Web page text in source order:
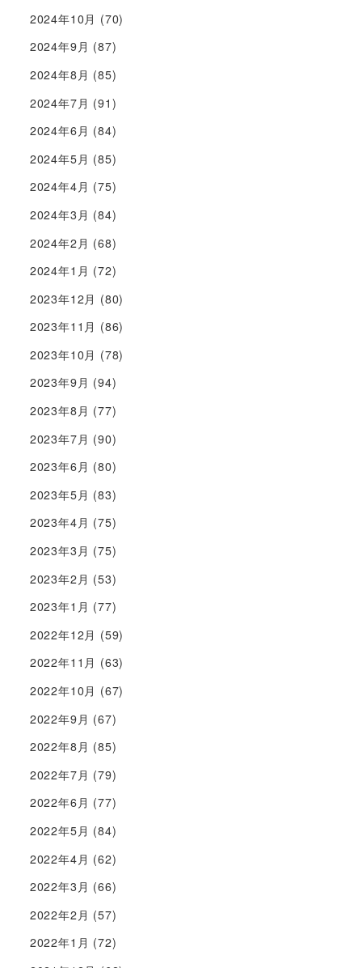
2024年10月 (70)
2024年9月 (87)
2024年8月 (85)
2024年7月 (91)
2024年6月 (84)
2024年5月 (85)
2024年4月 (75)
2024年3月 (84)
2024年2月 (68)
2024年1月 (72)
2023年12月 (80)
2023年11月 (86)
2023年10月 (78)
2023年9月 (94)
2023年8月 (77)
2023年7月 (90)
2023年6月 (80)
2023年5月 (83)
2023年4月 (75)
2023年3月 (75)
2023年2月 (53)
2023年1月 (77)
2022年12月 (59)
2022年11月 (63)
2022年10月 (67)
2022年9月 (67)
2022年8月 (85)
2022年7月 (79)
2022年6月 (77)
2022年5月 (84)
2022年4月 (62)
2022年3月 (66)
2022年2月 (57)
2022年1月 (72)